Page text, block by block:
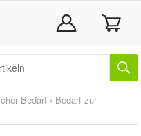
Bedarf › Bedarf zur